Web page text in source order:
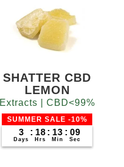
SHATTER CBD
LEMON
Extracts | CBD<99%
SUMMER SALE -10%
3
Days
: 18
Hrs
: 13
Min
: 08
Sec